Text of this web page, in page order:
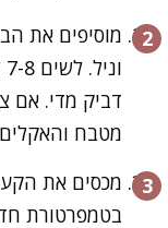
מוסיפים את
דביק מדי. אם
מטבח
מכסים את
בטמפרטורת